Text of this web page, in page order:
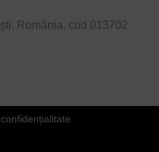
România, cod 013702